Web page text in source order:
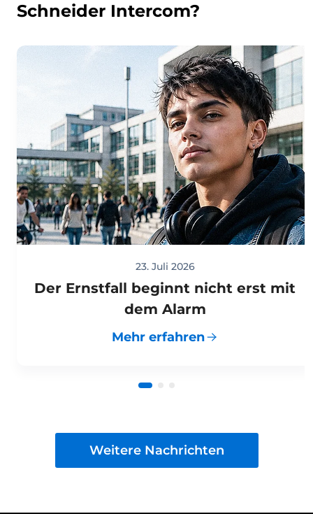
Schneider Intercom?
23. Juli 2026
Der Ernstfall beginnt nicht erst mit
dem Alarm
Mehr erfahren
Weitere Nachrichten